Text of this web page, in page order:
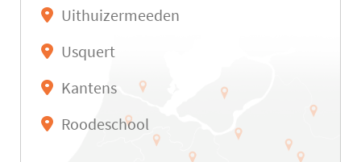
Uithuizermeeden
Usquert
Kantens
Roodeschool